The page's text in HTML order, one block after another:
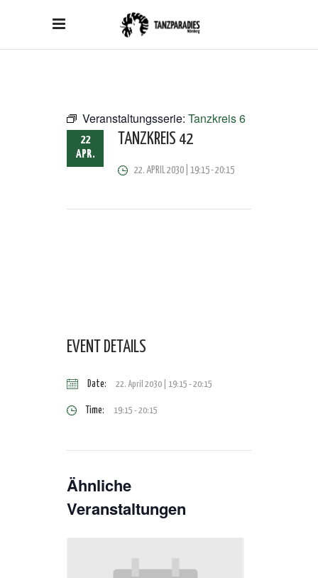
Veranstaltungsserie: Tanzkreis 6
22
APR.
TANZKREIS 42
22. APRIL 2030 | 19:15-20:15
EVENT DETAILS
Date: 22. April 2030 | 19:15 -20:15
Time: 19:15 - 20:15
Ähnliche
Veranstaltungen